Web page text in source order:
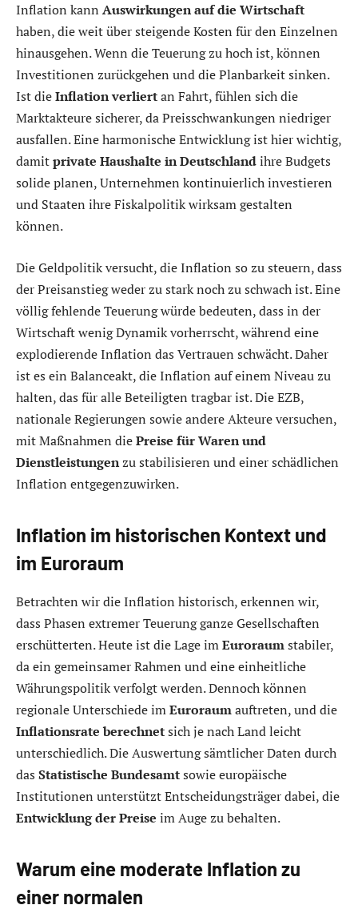
Inflation kann Auswirkungen auf die Wirtschaft
haben, die weit über steigende Kosten für den Einzelnen
hinausgehen. Wenn die Teuerung zu hoch ist, können
Investitionen zurückgehen und die Planbarkeit sinken.
Ist dieInflation verliertan Fahrt, fühlen sich die
Marktakteure sicherer, da Preisschwankungen niedriger
ausfallen. Eine harmonische Entwicklung ist hier wichtig,
damitprivate Haushalte in Deutschlandihre Budgets
solide planen, Unternehmen kontinuierlich investieren
und Staaten ihre Fiskalpolitik wirksam gestalten
können.
Die Geldpolitik versucht, die Inflation so zu steuern, dass
der Preisanstieg weder zu stark noch zu schwach ist. Eine
völlig fehlende Teuerung würde bedeuten, dass in der
Wirtschaft wenig Dynamik vorherrscht, während eine
explodierende Inflation das Vertrauen schwächt. Daher
ist es ein Balanceakt, die Inflation auf einem Niveau zu
halten, das für alle Beteiligten tragbar ist. Die EZB,
nationale Regierungen sowie andere Akteure versuchen,
mit Maßnahmen diePreise für Waren und
Dienstleistungenzu stabilisieren und einer schädlichen
Inflation entgegenzuwirken.
Inflation im historischen Kontext und
im Euroraum
Betrachten wir die Inflation historisch, erkennen wir,
dass Phasen extremer Teuerung ganze Gesellschaften
erschütterten. Heute ist die Lage imEuroraumstabiler,
da ein gemeinsamer Rahmen und eine einheitliche
Währungspolitik verfolgt werden. Dennoch können
regionale Unterschiede imEuroraumauftreten, und die
Inflationsrate berechnetsich je nach Land leicht
unterschiedlich. Die Auswertung sämtlicher Daten durch
das Statistische Bundesamtsowie europäische
Institutionen unterstützt Entscheidungsträger dabei, die
Entwicklung der Preise im Auge zu behalten.
Warum eine moderate Inflation zu
einer normalen